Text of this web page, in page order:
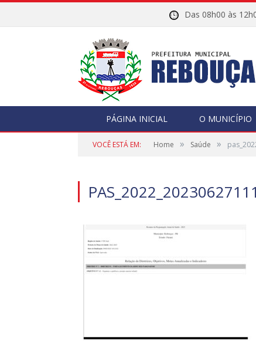
Das 08h00 às
PÁGINA INICIAL O MUNICÍPIO
VOCÊ ESTÁ EM: Home » Saúde »